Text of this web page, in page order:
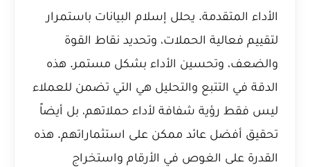
الأداء المتقدمة. يحلل إسلام البيانات باستمرار
لتقييم فعالية الحملات، وتحديد نقاط القوة
والضعف، وتحسين الأداء بشكل مستمر. هذه
الدقة في التتبع والتحليل هي التي تضمن للعملاء
ليس فقط رؤية شفافة لأداء حملاتهم، بل أيضاً
تحقيق أفضل عائد ممكن على استثماراتهم. هذه
القدرة على الغوص في الأرقام واستخراج